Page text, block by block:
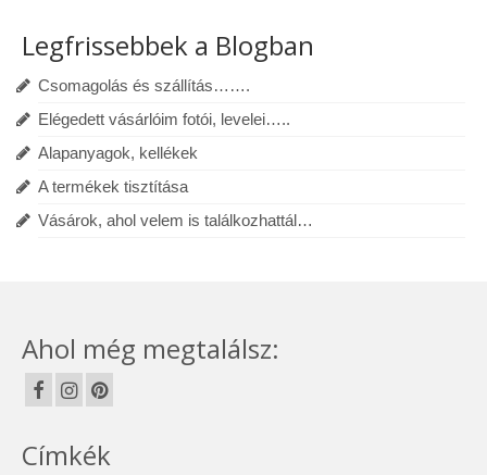
Legfrissebbek a Blogban
Csomagolás és szállítás…….
Elégedett vásárlóim fotói, levelei…..
Alapanyagok, kellékek
A termékek tisztítása
Vásárok, ahol velem is találkozhattál…
Ahol még megtalálsz:
Címkék